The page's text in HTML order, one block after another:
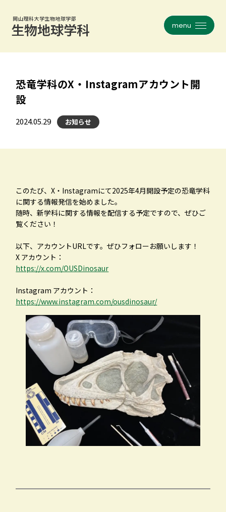
生物地球学科
メニュー
生物地球学科について
教員紹介
生地談話会
就職・資格・進路
就職情報
取得できる資格
植物学
サイトマップ
理大ホームページ
入試情報
WEBシラバス
岡山理科大学生物地球学部
生物地球学科 メニュー
恐竜学科のX・Instagramアカウント開
設
2024.05.29 お知らせ
このたび、X・Instagramにて2025年4月開設予定の恐竜学科
に関する情報発信を始めました。
随時、新学科に関する情報を配信する予定ですので、ぜひご
覧ください！
以下、アカウントURLです。ぜひフォローお願いします！
X アカウント：
https://x.com/OUSDinosaur
Instagram アカウント：
https://www.instagram.com/ousdinosaur/